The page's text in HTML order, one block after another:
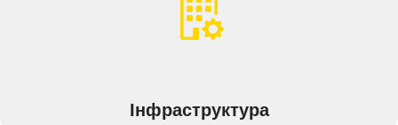
Інфраструктура